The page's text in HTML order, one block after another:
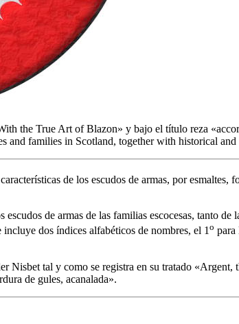
the True Art of Blazon» y bajo el título reza «
and families in Scotland, together with historical
de los escudos de armas, por
de armas de las familias escocesas, tanto
dos índices alfabéticos de nombres, el 1o para
Nisbet tal y como se registra en su tratado «Argent,
de gules, acanalada».